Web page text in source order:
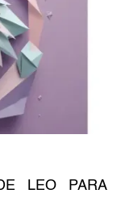
LEO PARA